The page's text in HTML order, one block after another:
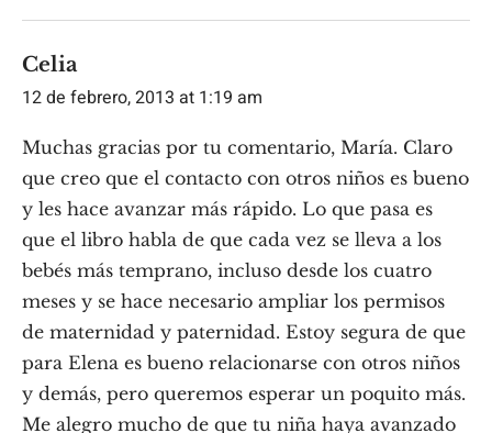
Celia
12 de febrero, 2013 at 1:19 am
Muchas gracias por tu comentario, María. Claro
que creo que el contacto con otros niños es bueno
y les hace avanzar más rápido. Lo que pasa es
que el libro habla de que cada vez se lleva a los
bebés más temprano, incluso desde los cuatro
meses y se hace necesario ampliar los permisos
de maternidad y paternidad. Estoy segura de que
para Elena es bueno relacionarse con otros niños
y demás, pero queremos esperar un poquito más.
Me alegro mucho de que tu niña haya avanzado